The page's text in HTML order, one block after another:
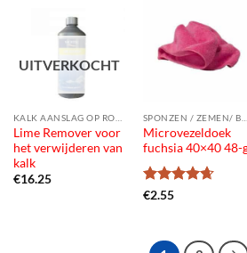
UITVERKOCHT
Lime Remover voor
het verwijderen van
kalk
€16.25
Microvezeldoek
fuchsia 40×40 48-
Gewaardeerd
€2.55